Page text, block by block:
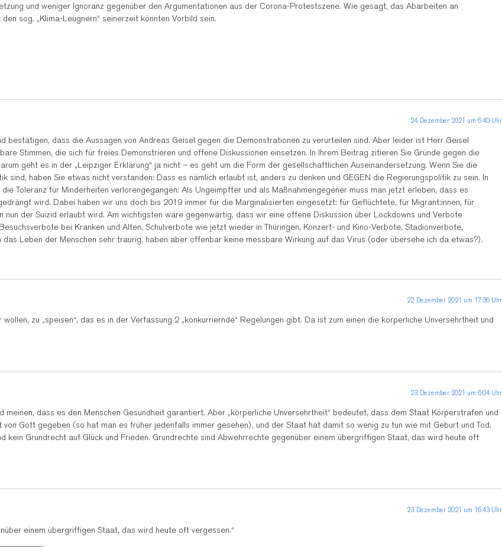
und weniger Ignoranz gegenüber den Argumentationen aus der Corona-Protestszene. Wie gesagt, das Abarbeiten an
sog. „Klima-Leugnern“ seinerzeit könnten Vorbild sein.
24. Dezember 2021 um 6:40 Uhr
bestätigen, dass die Aussagen von Andreas Geisel gegen die Demonstrationen zu verurteilen sind. Aber leider ist Herr Geisel
Stimmen, die sich für freies Demonstrieren und offene Diskussionen einsetzen. In Ihrem Beitrag zitieren Sie Gründe gegen die
geht es in der „Leipziger Erklärung“ ja nicht – es geht um die Form der gesellschaftlichen Auseinandersetzung. Wenn Sie die
sind, haben Sie etwas nicht verstanden: Dass es nämlich erlaubt ist, anders zu denken und GEGEN die Regierungspolitik zu sein. In
Toleranz für Minderheiten verlorengegangen: Als Ungeimpfter und als Maßnahmengegener muss man jetzt erleben, dass es
wird. Dabei haben wir uns doch bis 2019 immer für die Marginalisierten eingesetzt: für Geflüchtete, für Migrant:innen, für
nun der Suizid erlaubt wird. Am wichtigsten wäre gegenwärtig, dass wir eine offene Diskussion über Lockdowns und Verbote
bei Kranken und Alten, Schulverbote wie jetzt wieder in Thüringen, Konzert- und Kino-Verbote, Stadionverbote,
Leben der Menschen sehr traurig, haben aber offenbar keine messbare Wirkung auf das Virus (oder übersehe ich da etwas?).
22. Dezember 2021 um 17:36 Uhr
zu „speisen“, das es in der Verfassung 2 „konkurriernde“ Regelungen gibt. Da ist zum einen die körperliche Unversehrtheit und
23. Dezember 2021 um 6:04 Uhr
dass es den Menschen Gesundheit garantiert. Aber „körperliche Unversehrtheit“ bedeutet, dass dem Staat Körperstrafen und
Gott gegeben (so hat man es früher jedenfalls immer gesehen), und der Staat hat damit so wenig zu tun wie mit Geburt und Tod.
kein Grundrecht auf Glück und Frieden. Grundrechte sind Abwehrrechte gegenüber einem übergriffigen Staat, das wird heute oft
23. Dezember 2021 um 16:43 Uhr
einem übergriffigen Staat, das wird heute oft vergessen.“